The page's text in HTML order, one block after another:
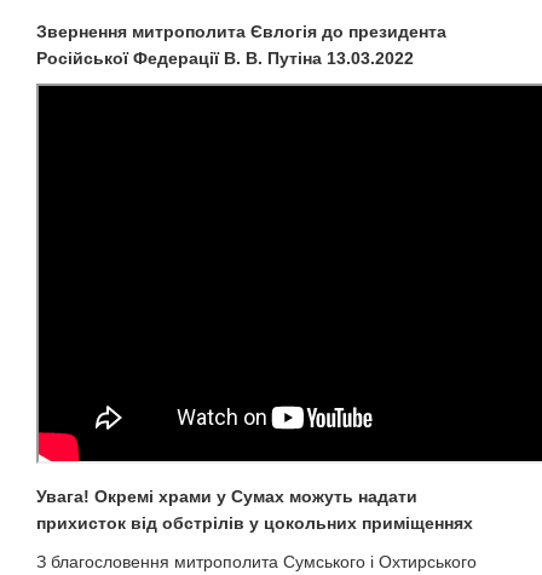
Звернення митрополита Євлогія до президента
Російської Федерації В. В. Путіна 13.03.2022
Увага! Окремі храми у Сумах можуть надати
прихисток від обстрілів у цокольних приміщеннях
З благословення митрополита Сумського і Охтирського